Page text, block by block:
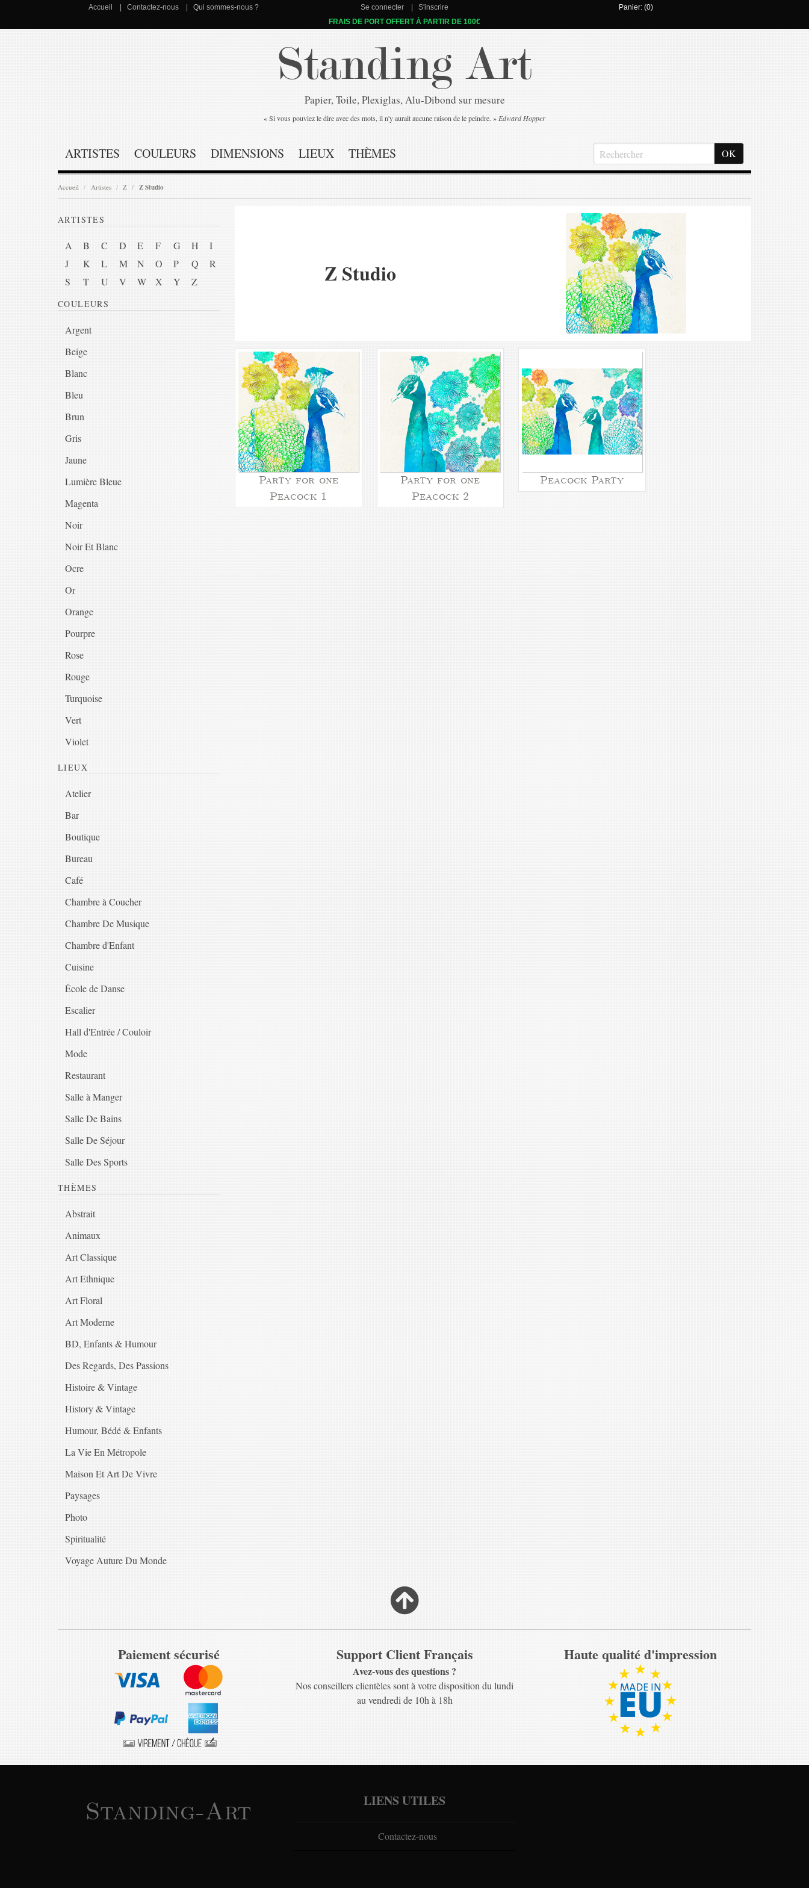
Accueil Contactez-nous Qui sommes-nous ? Se connecter S'inscrire
Panier: (0)
FRAIS DE PORT OFFERT À PARTIR DE 100€
Standing Art
Papier, Toile, Plexiglas, Alu-Dibond sur mesure
« Si vous pouviez le dire avec des mots, il n'y aurait aucune raison de le peindre. » Edward Hopper
ARTISTES COULEURS DIMENSIONS LIEUX THÈMES
Accueil Artistes Z Z Studio
ARTISTES
A B C D E F G H
I
J
K L M N O P Q
R
S
T U V W X Y Z
COULEURS
Argent
Beige
Blanc
Bleu
Brun
Gris
Jaune
Lumière Bleue
Magenta
Noir
Noir Et Blanc
Ocre
Or
Orange
Pourpre
Rose
Rouge
Turquoise
Vert
Violet
LIEUX
Atelier
Bar
Boutique
Bureau
Café
Chambre à Coucher
Chambre De Musique
Chambre d'Enfant
Cuisine
École de Danse
Escalier
Hall d'Entrée / Couloir
Mode
Restaurant
Salle à Manger
Salle De Bains
Salle De Séjour
Salle Des Sports
THÈMES
Abstrait
Animaux
Art Classique
Art Ethnique
Art Floral
Art Moderne
BD, Enfants & Humour
Des Regards, Des Passions
Histoire & Vintage
History & Vintage
Humour, Bédé & Enfants
La Vie En Métropole
Maison Et Art De Vivre
Paysages
Photo
Spiritualité
Voyage Auture Du Monde
Z Studio
Party for one
Peacock 1
Party for one
Peacock 2
Peacock Party
Paiement sécurisé Support Client Français
Avez-vous des questions ?
Nos conseillers clientèles sont à votre disposition du lundi
au vendredi de 10h à 18h
Haute qualité d'impression
Standing-Art LIENS UTILES
Contactez-nous